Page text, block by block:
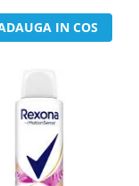
IN COS